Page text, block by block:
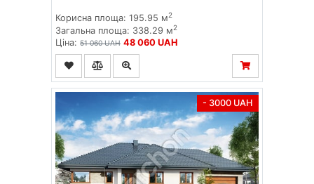
Корисна площа: 195.95 м2
Загальна площа: 338.29 м2
Ціна: 51 060 UAH 48 060 UAH
- 3000 UAH